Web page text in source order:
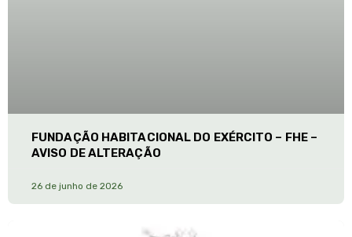
FUNDAÇÃO HABITACIONAL DO EXÉRCITO – FHE –
AVISO DE ALTERAÇÃO
26 de junho de 2026